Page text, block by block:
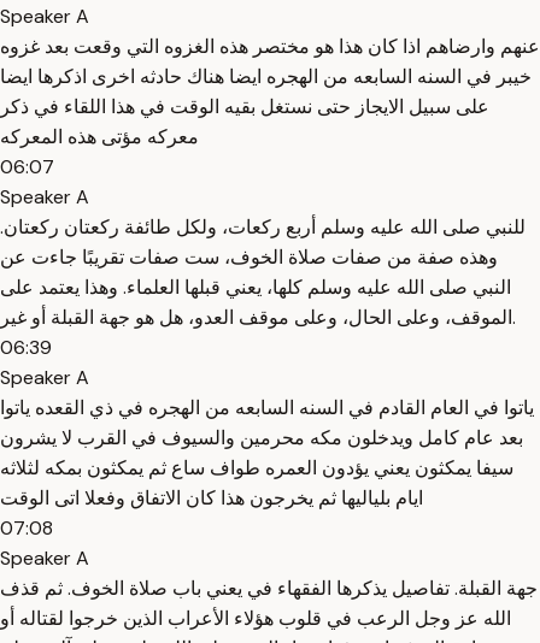
Speaker A
عنهم وارضاهم اذا كان هذا هو مختصر هذه الغزوه التي وقعت بعد غزوه
خيبر في السنه السابعه من الهجره ايضا هناك حادثه اخرى اذكرها ايضا
على سبيل الايجاز حتى نستغل بقيه الوقت في هذا اللقاء في ذكر
معركه مؤتى هذه المعركه
06:07
Speaker A
للنبي صلى الله عليه وسلم أربع ركعات، ولكل طائفة ركعتان ركعتان.
وهذه صفة من صفات صلاة الخوف، ست صفات تقريبًا جاءت عن
النبي صلى الله عليه وسلم كلها، يعني قبلها العلماء. وهذا يعتمد على
الموقف، وعلى الحال، وعلى موقف العدو، هل هو جهة القبلة أو غير.
06:39
Speaker A
ياتوا في العام القادم في السنه السابعه من الهجره في ذي القعده ياتوا
بعد عام كامل ويدخلون مكه محرمين والسيوف في القرب لا يشرون
سيفا يمكثون يعني يؤدون العمره طواف ساع ثم يمكثون بمكه لثلاثه
ايام بلياليها ثم يخرجون هذا كان الاتفاق وفعلا اتى الوقت
07:08
Speaker A
جهة القبلة. تفاصيل يذكرها الفقهاء في يعني باب صلاة الخوف. ثم قذف
الله عز وجل الرعب في قلوب هؤلاء الأعراب الذين خرجوا لقتاله أو